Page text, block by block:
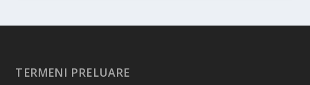
TERMENI PRELUARE